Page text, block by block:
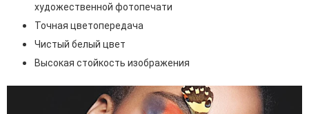
художественной фотопечати
Точная цветопередача
Чистый белый цвет
Высокая стойкость изображения